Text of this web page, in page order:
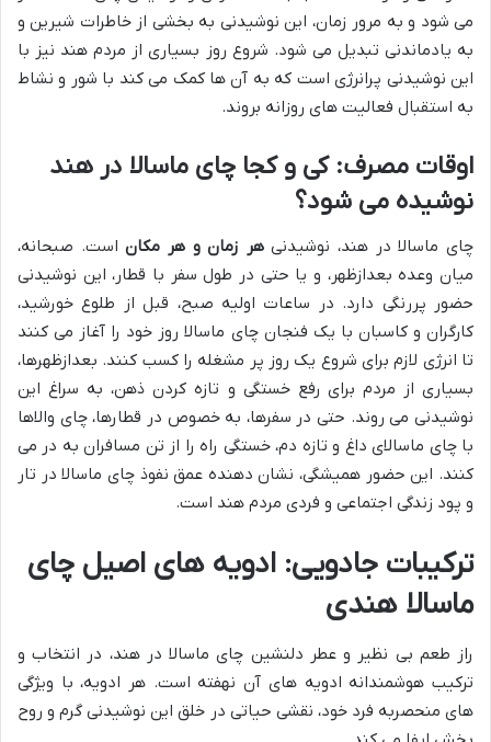
می شود و به مرور زمان، این نوشیدنی به بخشی از خاطرات شیرین و
به یادماندنی تبدیل می شود. شروع روز بسیاری از مردم هند نیز با
این نوشیدنی پرانرژی است که به آن ها کمک می کند با شور و نشاط
به استقبال فعالیت های روزانه بروند.
اوقات مصرف: کی و کجا چای ماسالا در هند
نوشیده می شود؟
چای ماسالا در هند، نوشیدنیهر زمان و هر مکاناست. صبحانه،
میان وعده بعدازظهر، و یا حتی در طول سفر با قطار، این نوشیدنی
حضور پررنگی دارد. در ساعات اولیه صبح، قبل از طلوع خورشید،
کارگران و کاسبان با یک فنجان چای ماسالا روز خود را آغاز می کنند
تا انرژی لازم برای شروع یک روز پر مشغله را کسب کنند. بعدازظهرها،
بسیاری از مردم برای رفع خستگی و تازه کردن ذهن، به سراغ این
نوشیدنی می روند. حتی در سفرها، به خصوص در قطارها، چای والاها
با چای ماسالای داغ و تازه دم، خستگی راه را از تن مسافران به در می
کنند. این حضور همیشگی، نشان دهنده عمق نفوذ چای ماسالا در تار
و پود زندگی اجتماعی و فردی مردم هند است.
ترکیبات جادویی: ادویه های اصیل چای
ماسالا هندی
راز طعم بی نظیر و عطر دلنشین چای ماسالا در هند، در انتخاب و
ترکیب هوشمندانه ادویه های آن نهفته است. هر ادویه، با ویژگی
های منحصربه فرد خود، نقشی حیاتی در خلق این نوشیدنی گرم و روح